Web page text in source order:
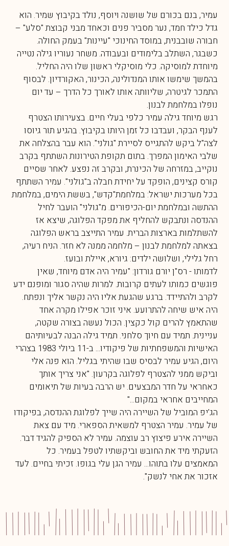
עמיר, בנם בכורם של שושנה ויוסף, נולד בקיבוץ שמיר. הוא
גדל כילד חמד, נער מסביר פנים וכאחד מבני קבוצת "סלע" –
חבורה שובבנית, במוסד החינוכי "עיינות" בעמק החולה.
כשבגר, השתלב בלימודים ובעבודה. משחר נעוריו גילה נטייה
מיוחדת למוסיקה. כלי מוסיקלי ראשון שלו היה החליל.
בהמשך שימשו אותו המנדולינה, הכינור, האקורדיון. לבסוף
התמכר לגיטרה, שליוותה אותו לאורך כל הדרך – עד יום
נופלו במלחמת לבנון.
רגש מיוחד גילה עמיר כלפי בעלי חיים. בצעירותו הצטרף
לענף הבקר, ועבדבו כל זמן היותו בקיבוץ. בהגיע תור גיוסו
לצה"ל ביקש להתגייס לסיירת "גולני". הוא עבר בהצלחה את
שלבי האימון המפרך. בתום תקופת הטירונות השתתף בקרב
נוקייב, במזרחה של הכינרת, ובקרב זה נפצע. לאחר שסיים
קורס קצינים, הופקד על יחידת חבלה ב"גולני". עמיר השתתף
בכל מערכות ישראל: במלחמת"קדש", בששת הימים, במלחמת
ההתשה ובמלחמת יום-הכיפורים. מ"גולני" הועבר לחיל
ההנדסה ונתבקש להחליף את מפקד הפלוגה, שיצא אז
להשתלמות בארצות הברית. עמיר התייצב בראש הפלוגה
בצאתה למלחמת לבנון – מלחמה ממנה לא חזר. הניח רעיה,
רחל גלילי, ושלושה ילדים: גיורא, איילת ובועז.
לדמותו - רס"ן יורם גורדון: "עמיר היה אדם מיוחד, שאין
פוגשים כמותו לעתים קרובות. למרות שהיה סגור ומופנם ידע
לקרב ולהתיידד. ברגע שהגעת אליו היה נקשר אליך ונפתח.
היה איש שיחה להתרועע. איני זוכר אפילו מקרה אחד
שהתאמץ להרים קול כקצין. הכול נעשה בצורה שקטה,
עניינית. תמיד עם חיוך סלחני. תמיד גילה הבנה לבעיותיהם
האישיות והמשפחתיות של פיקודיו... ב-11 ביולי 1983 בצהרי
היום, הגיע עמיר לבסיס שבו שהיתי בגליל. הוא פנה אלי
וביקש ממני להצטרף לפלוגה בקרעון. "אני צריך אותך
כאחראי על חדר המבצעים. יש הרבה בעיות של תיאומים
המחייבים אחראי במקום..."
הג'יפ המוביל של השיירה היה שייך לפלוגת ההנדסה, בפיקודו
של עמיר. עמיר הצטרף למשאית הספארי. מיד עם צאת
השיירה אירע פיצוץ רב עוצמה. עמיר לא הספיק להגיד דבר.
הזעקתי מיד את החובש וביקשתיו לטפל בעמיר. כל
המאמצים עלו בתוהו... עמיר הגן עלי בגופו. זכיתי בחיים. לעד
אזכור את אחי לנשק".